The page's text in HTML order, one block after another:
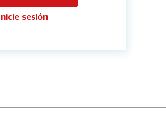
Inicie sesión